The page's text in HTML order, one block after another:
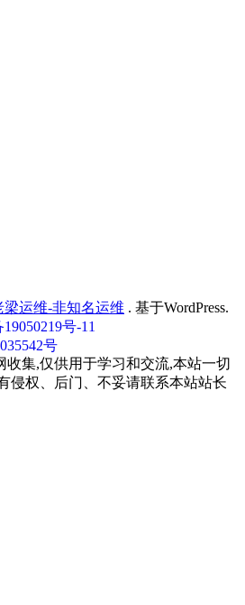
梁运维-非知名运维 . 基于WordPress.
号-11
号
收集,仅供用于学习和交流,本站一切
侵权、后门、不妥请联系本站站长